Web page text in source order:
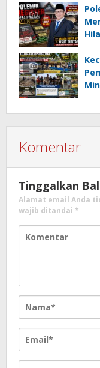
Komentar
Tinggalkan
Alamat email Anda
wajib ditandai *